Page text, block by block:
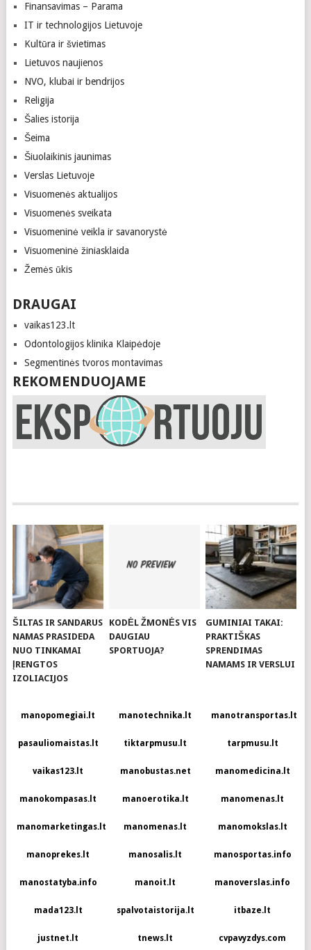
Finansavimas – Parama
IT ir technologijos Lietuvoje
Kultūra ir švietimas
Lietuvos naujienos
NVO, klubai ir bendrijos
Religija
Šalies istorija
Šeima
Šiuolaikinis jaunimas
Verslas Lietuvoje
Visuomenės aktualijos
Visuomenės sveikata
Visuomeninė veikla ir savanorystė
Visuomeninė žiniasklaida
Žemės ūkis
DRAUGAI
vaikas123.lt
Odontologijos klinika Klaipėdoje
Segmentinės tvoros montavimas
REKOMENDUOJAME
ŠILTAS IR SANDARUS
NAMAS PRASIDEDA
NUO TINKAMAI
ĮRENGTOS
IZOLIACIJOS
KODĖL ŽMONĖS VIS
DAUGIAU
SPORTUOJA?
GUMINIAI TAKAI:
PRAKTIŠKAS
SPRENDIMAS
NAMAMS IR VERSLUI
manopomegiai.lt manotechnika.lt manotransportas.lt
pasauliomaistas.lt tiktarpmusu.lt tarpmusu.lt
vaikas123.lt manobustas.net manomedicina.lt
manokompasas.lt manoerotika.lt manomenas.lt
manomarketingas.lt manomenas.lt manomokslas.lt
manoprekes.lt manosalis.lt manosportas.info
manostatyba.info manoit.lt manoverslas.info
mada123.lt spalvotaistorija.lt itbaze.lt
justnet.lt tnews.lt cvpavyzdys.com